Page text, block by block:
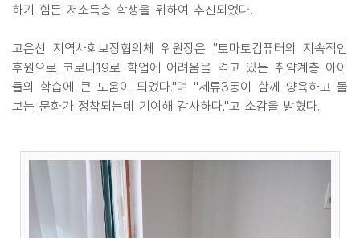
하기 힘든 저소득층 학생을 위하여 추진되었다.
고은선 지역사회보장협의체 위원장은 "토마토컴퓨터의 지속적인
후원으로 코로나19로 학업에 어려움을 겪고 있는 취약계층 아이
들의 학습에 큰 도움이 되었다."며 "세류3동이 함께 양육하고 돌
보는 문화가 정착되는데 기여해 감사하다."고 소감을 밝혔다.